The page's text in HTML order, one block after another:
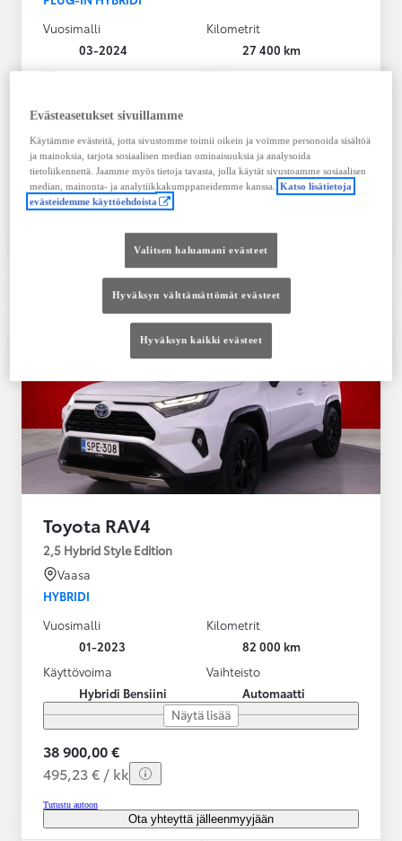
Vuosimalli
03-2024
Kilometrit
27 400 km
Käyttövoima
Bensiini
Vaihteisto
Näytä lisää
36 900,00 €
Tutustu autoon
Vertaile
Toyota RAV4
2,5 Hybrid Style Edition
Vaasa
HYBRIDI
Vuosimalli
01-2023
Kilometrit
82 000 km
Käyttövoima
Hybridi Bensiini
Vaihteisto
Automaatti
Näytä lisää
38 900,00 €
495,23 € / kk
Tutustu autoon
Ota yhteyttä jälleenmyyjään
Evästeasetukset sivuillamme
Käytämme evästeitä, jotta sivustomme toimii oikein ja voimme personoida sisältöä
ja mainoksia, tarjota sosiaalisen median ominaisuuksia ja analysoida
tietoliikennettä. Jaamme myös tietoja tavasta, jolla käytät sivustoamme sosiaalisen
median, mainonta- ja analytiikkakumppaneidemme kanssa. Katso lisätietoja
evästeidemme käyttöehdoista
Valitsen haluamani evästeet
Hyväksyn välttämättömät evästeet
Hyväksyn kaikki evästeet